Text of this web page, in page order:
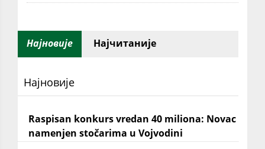
Најновије Најчитаније
Најновије
Raspisan konkurs vredan 40 miliona: Novac
namenjen stočarima u Vojvodini